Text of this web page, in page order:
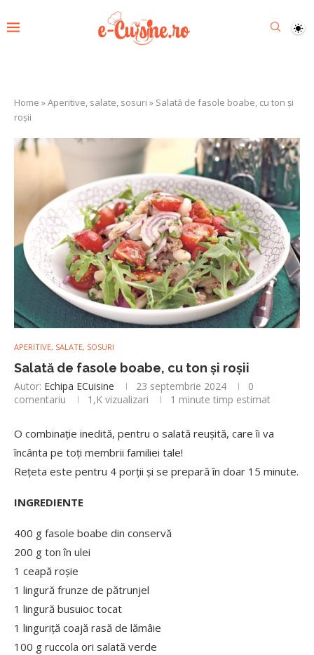
Home »Aperitive, salate, sosuri » Salată de fasole boabe, cu ton și
roșii
APERITIVE, SALATE, SOSURI
Salată de fasole boabe, cu ton și roșii
Autor: Echipa ECuisine 23 septembrie 2024
0
comentariu
1,K vizualizari 1 minute timp estimat
O combinație inedită, pentru o salată reușită, care îi va
încânta pe toți membrii familiei tale!
Rețeta este pentru 4 porții și se prepară în doar 15 minute.
INGREDIENTE
400 g fasole boabe din conservă
200 g ton în ulei
1 ceapă roșie
1 lingură frunze de pătrunjel
1 lingură busuioc tocat
1 linguriță coajă rasă de lămâie
100 g ruccola ori salată verde